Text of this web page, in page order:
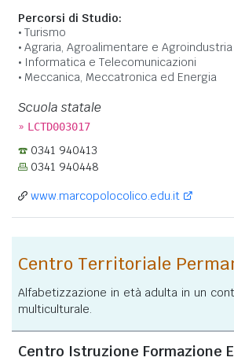
Percorsi di Studio:
Turismo
Agraria, Agroalimentare e Agroindustria
Informatica e Telecomunicazioni
Meccanica, Meccatronica ed Energia
Scuola statale
» LCTD003017
0341 940413
0341 940448
www.marcopolocolico.edu.it
Centro Territoriale
Alfabetizzazione in età adulta in un
multiculturale.
Centro Istruzione Formazione